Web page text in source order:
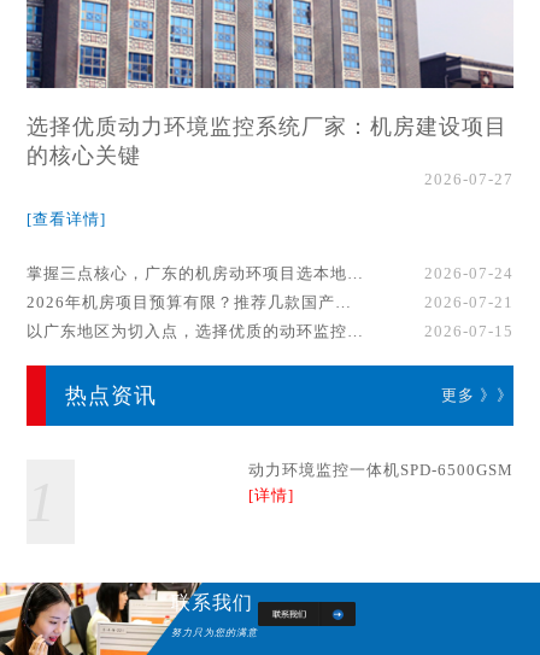
选择优质动力环境监控系统厂家：机房建设项目
的核心关键
2026-07-27
[查看详情]
掌握三点核心，广东的机房动环项目选本地厂家事半功倍！
2026-07-24
2026年机房项目预算有限？推荐几款国产动环监控系统品牌
2026-07-21
以广东地区为切入点，选择优质的动环监控系统厂家
2026-07-15
热点资讯 更多 》》
动力环境监控一体机SPD-6500GSM
[详情]
联系我们
努力只为您的满意